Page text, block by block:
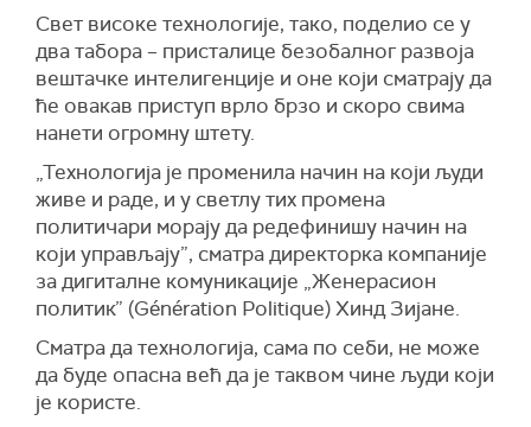
Свет високе технологије, тако, поделио се у
два табора – присталице безобалног развоја
вештачке интелигенције и оне који сматрају да
ће овакав приступ врло брзо и скоро свима
нанети огромну штету.
„Технологија је променила начин на који људи
живе и раде, и у светлу тих промена
политичари морају да редефинишу начин на
који управљају”, сматра директорка компаније
за дигиталне комуникације „Женерасион
политик” (Génération Politique) Хинд Зијане.
Сматра да технологија, сама по себи, не може
да буде опасна већ да је таквом чине људи који
је користе.